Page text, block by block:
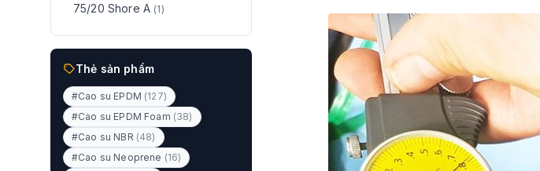
75/20 Shore A (1)
Thẻ sản phẩm
#Cao su EPDM (127)
#Cao su EPDM Foam (38)
#Cao su NBR (48)
#Cao su Neoprene (16)